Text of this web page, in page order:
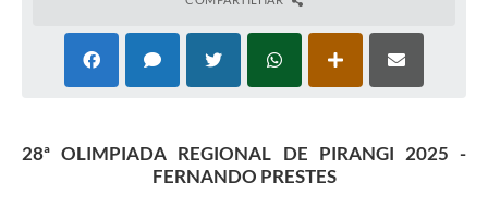
28ª OLIMPIADA REGIONAL DE PIRANGI 2025 -
FERNANDO PRESTES